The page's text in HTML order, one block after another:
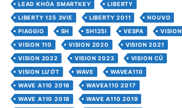
LEAD KHÓA SMARTKEY
LIBERTY
LIBERTY 125 3VIE
LIBERTY 2011
NOUVO
PIAGGIO
SH SH125I VESPA
VISION
VISION 110
VISION 2020
VISION 2021
VISION 2022
VISION 2023
VISION CŨ
VISION LƯỚT
WAVE
WAVEA110
WAVE A110 2016
WAVEA110 2017
WAVE A110 2018
WAVE A110 2019